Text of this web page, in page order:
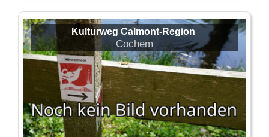
Kulturweg Calmont-Region
Cochem